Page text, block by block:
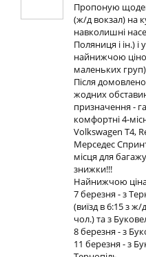
Пропоную
(ж/д вокзал) на
навколишні
Поляниця і ін.)
найнижчою
маленьких
Після
жодних
призначення -
комфортні 4-
Volkswagen T4,
Мерседес
місця для
знижки!!!
Найнижчою ціна
7 березня - з
(виїзд в 6:15 з
чол.) та з
8 березня - з
11 березня - з